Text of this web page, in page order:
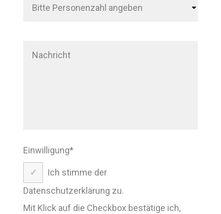
Einwilligung*
Ich stimme der
Datenschutzerklärung zu.
Mit Klick auf die Checkbox bestätige ich,